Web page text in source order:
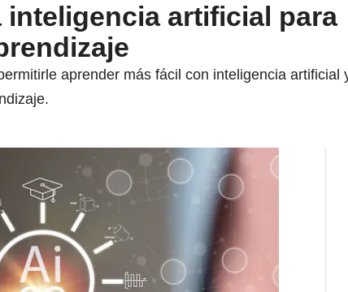
artificial para
aprender más fácil con inteligencia artificial